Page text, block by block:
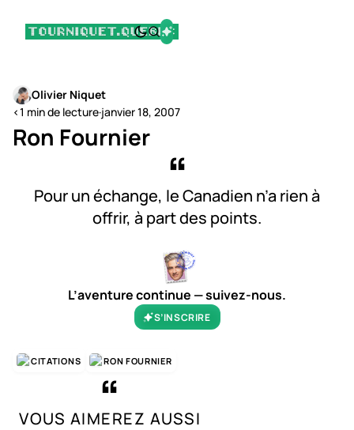
Olivier Niquet
<1 min de lecture·janvier 18, 2007
Ron Fournier
Pour un échange, le Canadien n’a rien à
offrir, à part des points.
L’aventure continue — suivez-nous.
S’INSCRIRE
CITATIONS RON FOURNIER
VOUS AIMEREZ AUSSI